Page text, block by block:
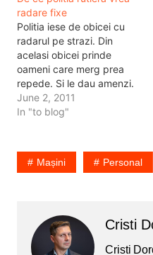
vreun mijloc de transport.
Drept urmare am fost pe
jos. Am depășit…
radare fixe
Politia iese de obicei cu
radarul pe strazi. Din
acelasi obicei prinde
oameni care merg prea
repede. Si le dau amenzi.
Va amintiti de 1 mai ca s-
au dat 5.000 de amenzi
noaptea la mare? Dupa
asta ma asteptam la
June 2, 2011
In "to blog"
Mașini Personal
Cristi
Cristi